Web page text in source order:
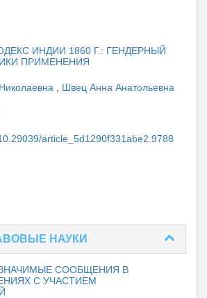
ИНДИИ 1860 Г.: ГЕНДЕРНЫЙ
ПРИМЕНЕНИЯ
Швец Анна Анатольевна
article_5d1290f331abe2.9788
НАУКИ
СООБЩЕНИЯ В
С УЧАСТИЕМ